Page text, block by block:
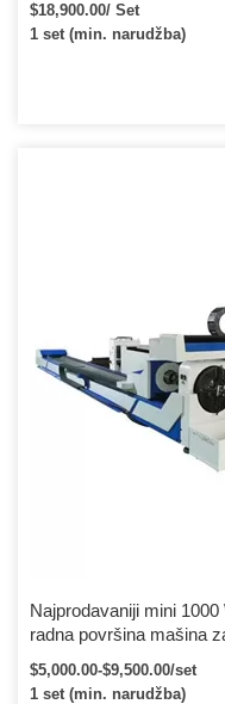
$18,900.00/ Set
1 set (min. narudžba)
Najprodavaniji mini
radna površina mašina
$5,000.00-$9,500.00/set
1 set (min. narudžba)